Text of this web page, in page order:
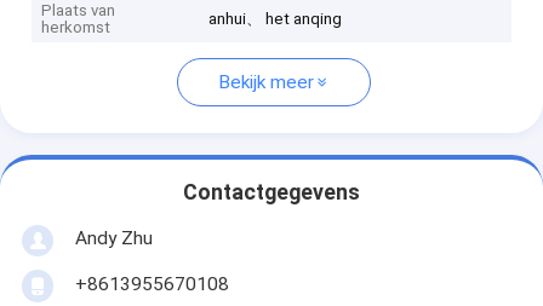
Plaats van
herkomst
anhui、 het anqing
Bekijk meer
Contactgegevens
Andy Zhu
+8613955670108